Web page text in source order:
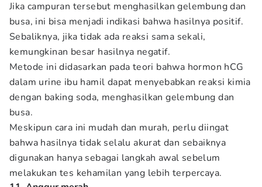
Jika campuran tersebut menghasilkan gelembung dan
busa, ini bisa menjadi indikasi bahwa hasilnya positif.
Sebaliknya, jika tidak ada reaksi sama sekali,
kemungkinan besar hasilnya negatif.
Metode ini didasarkan pada teori bahwa hormon hCG
dalam urine ibu hamil dapat menyebabkan reaksi kimia
dengan baking soda, menghasilkan gelembung dan
busa.
Meskipun cara ini mudah dan murah, perlu diingat
bahwa hasilnya tidak selalu akurat dan sebaiknya
digunakan hanya sebagai langkah awal sebelum
melakukan tes kehamilan yang lebih terpercaya.